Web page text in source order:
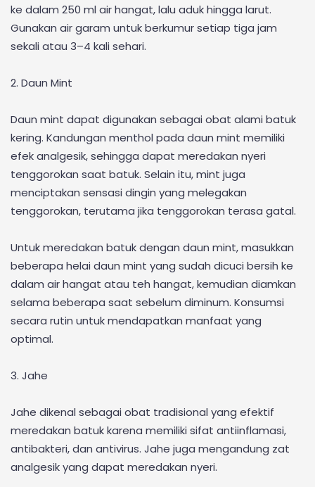
ke dalam 250 ml air hangat, lalu aduk hingga larut.
Gunakan air garam untuk berkumur setiap tiga jam
sekali atau 3–4 kali sehari.
2. Daun Mint
Daun mint dapat digunakan sebagai obat alami batuk
kering. Kandungan menthol pada daun mint memiliki
efek analgesik, sehingga dapat meredakan nyeri
tenggorokan saat batuk. Selain itu, mint juga
menciptakan sensasi dingin yang melegakan
tenggorokan, terutama jika tenggorokan terasa gatal.
Untuk meredakan batuk dengan daun mint, masukkan
beberapa helai daun mint yang sudah dicuci bersih ke
dalam air hangat atau teh hangat, kemudian diamkan
selama beberapa saat sebelum diminum. Konsumsi
secara rutin untuk mendapatkan manfaat yang
optimal.
3. Jahe
Jahe dikenal sebagai obat tradisional yang efektif
meredakan batuk karena memiliki sifat antiinflamasi,
antibakteri, dan antivirus. Jahe juga mengandung zat
analgesik yang dapat meredakan nyeri.